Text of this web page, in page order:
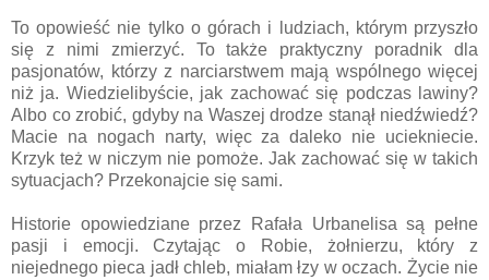
To opowieść nie tylko o górach i ludziach, którym przyszło
się z nimi zmierzyć. To także praktyczny poradnik dla
pasjonatów, którzy z narciarstwem mają wspólnego więcej
niż ja. Wiedzielibyście, jak zachować się podczas lawiny?
Albo co zrobić, gdyby na Waszej drodze stanął niedźwiedź?
Macie na nogach narty, więc za daleko nie uciekniecie.
Krzyk też w niczym nie pomoże. Jak zachować się w takich
sytuacjach? Przekonajcie się sami.
Historie opowiedziane przez Rafała Urbanelisa są pełne
pasji i emocji. Czytając o Robie, żołnierzu, który z
niejednego pieca jadł chleb, miałam łzy w oczach. Życie nie